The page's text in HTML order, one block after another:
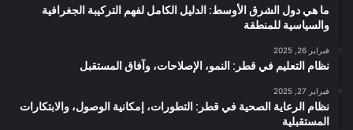
ما هي دول الشرق الأوسط: الدليل الكامل لفهم التركيبة الجغرافية
والسياسية للمنطقة
فبراير 26, 2025
نظام التعليم في قطر: النمو، الإصلاحات، وآفاق المستقبل
فبراير 27, 2025
نظام الرعاية الصحية في قطر: التطورات، إمكانية الوصول، والابتكارات
المستقبلية